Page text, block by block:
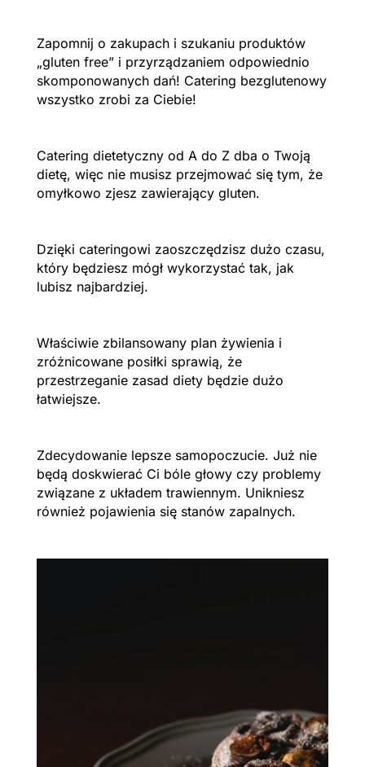
Zapomnij o zakupach i szukaniu produktów
„gluten free” i przyrządzaniem odpowiednio
skomponowanych dań! Catering bezglutenowy
wszystko zrobi za Ciebie!
Catering dietetyczny od A do Z dba o Twoją
dietę, więc nie musisz przejmować się tym, że
omyłkowo zjesz zawierający gluten.
Dzięki cateringowi zaoszczędzisz dużo czasu,
który będziesz mógł wykorzystać tak, jak
lubisz najbardziej.
Właściwie zbilansowany plan żywienia i
zróżnicowane posiłki sprawią, że
przestrzeganie zasad diety będzie dużo
łatwiejsze.
Zdecydowanie lepsze samopoczucie. Już nie
będą doskwierać Ci bóle głowy czy problemy
związane z układem trawiennym. Unikniesz
również pojawienia się stanów zapalnych.